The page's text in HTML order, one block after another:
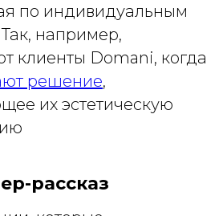
по индивидуальным
например,
клиенты Domani, когда
решение,
их эстетическую
рассказ